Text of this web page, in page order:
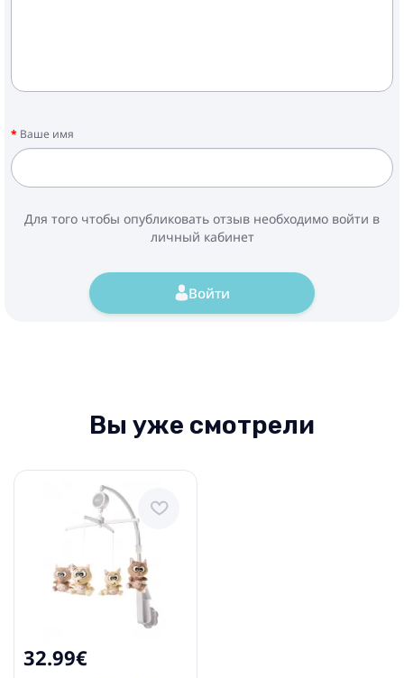
Ваше имя
Для того чтобы опубликовать отзыв необходимо войти в
личный кабинет
Войти
Вы уже смотрели
32.99€